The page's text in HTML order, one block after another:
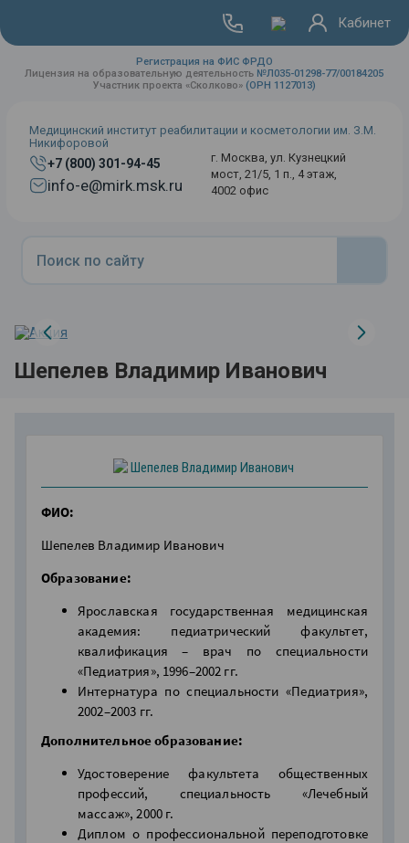
Регистрация на ФИС ФРДО
Лицензия на образовательную деятельность №Л035-01298-77/00184205
Участник проекта «Сколково» (ОРН 1127013)
Медицинский институт реабилитации и косметологии им. З.М.
Никифоровой
+7 (800) 301-94-45
info-e@mirk.msk.ru
г. Москва, ул. Кузнецкий
мост, 21/5, 1 п., 4 этаж,
4002 офис
Кабинет
Шепелев Владимир Иванович
ФИО:
Шепелев Владимир Иванович
Образование:
Ярославская государственная медицинская
академия: педиатрический факультет,
квалификация – врач по специальности
«Педиатрия», 1996–2002 гг.
Интернатура по специальности «Педиатрия»,
2002–2003 гг.
Дополнительное образование:
Удостоверение факультета общественных
профессий, специальность «Лечебный
массаж», 2000 г.
Диплом о профессиональной переподготовке